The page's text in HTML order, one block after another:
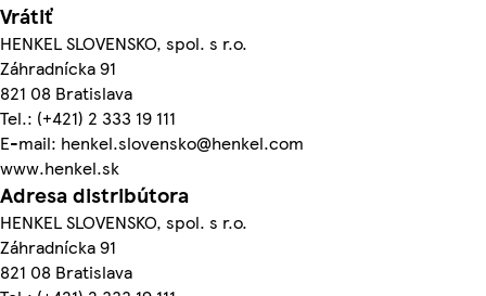
Vrátiť
HENKEL SLOVENSKO, spol. s r.o.
Záhradnícka 91
821 08 Bratislava
Tel.: (+421) 2 333 19 111
E-mail: henkel.slovensko@henkel.com
www.henkel.sk
Adresa distribútora
HENKEL SLOVENSKO, spol. s r.o.
Záhradnícka 91
821 08 Bratislava